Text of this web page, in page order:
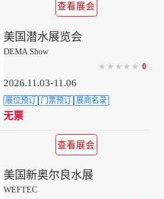
查看展会
美国潜水展览会
DEMA Show
★ ★ ★ ★ ★ 0
2026.11.03-11.06
展位预订 门票预订 展商名录
无票
查看展会
美国新奥尔良水展
WEFTEC